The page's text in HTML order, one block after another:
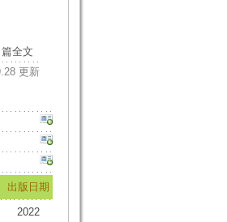
全文
更新
出版日期
2022